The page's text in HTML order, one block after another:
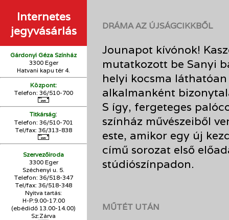
Internetes
jegyvásárlás
Gárdonyi Géza Színház
3300 Eger
Hatvani kapu tér 4.
Központ:
Telefon: 36/510-700
Titkárság:
Telefon: 36/510-701
Tel/fax: 36/313-838
Szervezőiroda
3300 Eger
Széchenyi u. 5.
Telefon: 36/518-347
Tel/fax: 36/518-348
Nyitva tartás:
H-P:9.00-17.00
(ebédidő 13.00-14.00)
Sz:Zárva
DRÁMA AZ ÚJSÁGCIKKBŐL
Jounapot kívónok!
mutatkozott be Sanyi
helyi kocsma
alkalmanként
S így, fergeteges
színház művészeiből
este, amikor egy új
című sorozat első
stúdiószínpadon.
MŰTÉT UTÁN